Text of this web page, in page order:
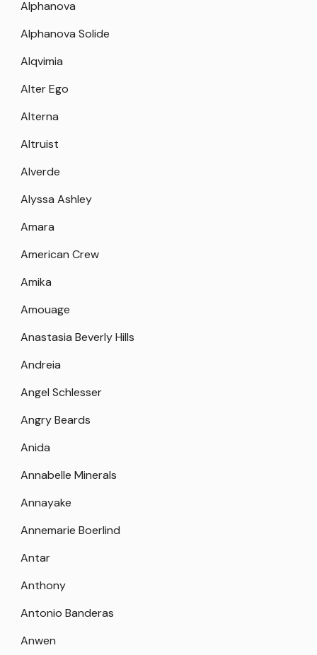
Alphanova
Alphanova Solide
Alqvimia
Alter Ego
Alterna
Altruist
Alverde
Alyssa Ashley
Amara
American Crew
Amika
Amouage
Anastasia Beverly Hills
Andreia
Angel Schlesser
Angry Beards
Anida
Annabelle Minerals
Annayake
Annemarie Boerlind
Antar
Anthony
Antonio Banderas
Anwen